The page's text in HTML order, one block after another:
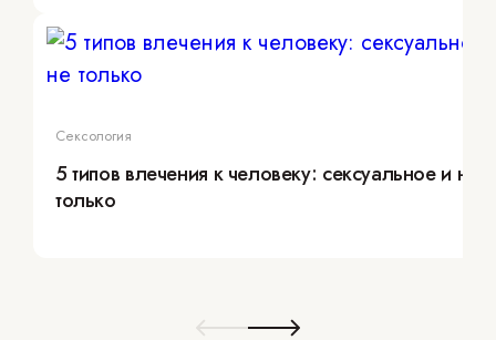
Сексология
5 типов влечения к человеку: сексуальное и не
только